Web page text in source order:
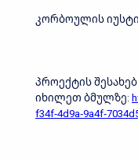
კორბოულის
პროექტის
იხილეთ ბმულზე:
f34f-4d9a-9a4f-